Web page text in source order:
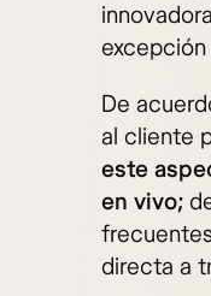
excepción
De
al cliente
este
en vivo;
directa a